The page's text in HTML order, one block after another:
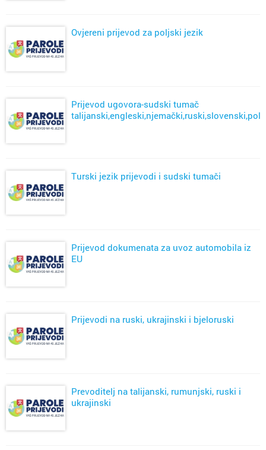
Ovjereni prijevod za poljski jezik
Prijevod ugovora-sudski tumač
Turski jezik prijevodi i sudski tumači
Prijevod dokumenata za uvoz automobila iz
EU
Prijevodi na ruski, ukrajinski i bjeloruski
Prevoditelj na talijanski, rumunjski, ruski i
ukrajinski